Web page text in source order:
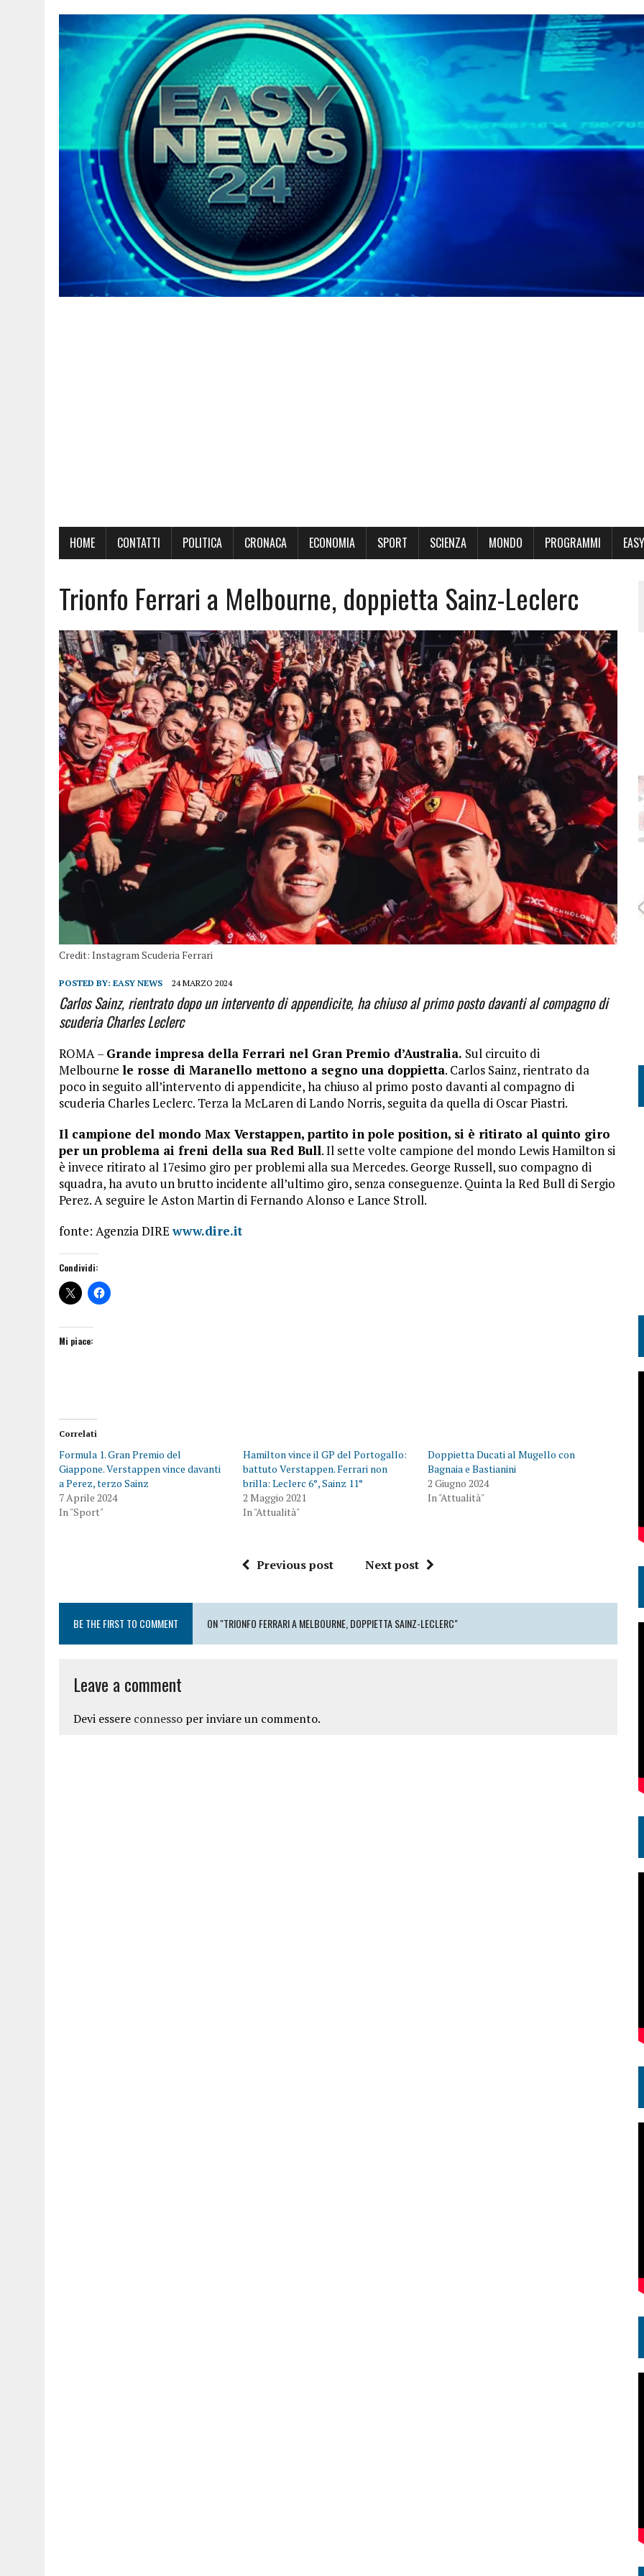
HOME CONTATTI POLITICA CRONACA ECONOMIA SPORT SCIENZA MONDO PROGRAMMI
Trionfo Ferrari a Melbourne, doppietta Sainz-Leclerc
Credit: Instagram Scuderia Ferrari
POSTED BY: EASY NEWS 24 MARZO 2024
Carlos Sainz, rientrato dopo un intervento di appendicite, ha chiuso al primo posto davanti al compagno di
scuderia Charles Leclerc
ROMA – Grande impresa della Ferrari nel Gran Premio d’Australia. Sul circuito di
Melbourne le rosse di Maranello mettono a segno una doppietta. Carlos Sainz, rientrato da
poco in seguito all’intervento di appendicite, ha chiuso al primo posto davanti al compagno di
scuderia Charles Leclerc. Terza la McLaren di Lando Norris, seguita da quella di Oscar Piastri.
Il campione del mondo Max Verstappen, partito in pole position, si è ritirato al quinto giro
per un problema ai freni della sua Red Bull. Il sette volte campione del mondo Lewis Hamilton si
è invece ritirato al 17esimo giro per problemi alla sua Mercedes. George Russell, suo compagno di
squadra, ha avuto un brutto incidente all’ultimo giro, senza conseguenze. Quinta la Red Bull di Sergio
Perez. A seguire le Aston Martin di Fernando Alonso e Lance Stroll.
fonte: Agenzia DIREwww.dire.it
Condividi:
Mi piace:
Correlati
Formula 1. Gran Premio del
Giappone. Verstappen vince davanti
a Perez, terzo Sainz
7 Aprile 2024
In "Sport"
Hamilton vince il GP del Portogallo:
battuto Verstappen. Ferrari non
brilla: Leclerc 6°, Sainz 11°
2 Maggio 2021
In "Attualità"
Doppietta Ducati al Mugello con
Bagnaia e Bastianini
2 Giugno 2024
In "Attualità"
Previous post Next post
BE THE FIRST TO COMMENT ON "TRIONFO FERRARI A MELBOURNE, DOPPIETTA SAINZ-LECLERC"
Leave a comment
Devi essere connesso per inviare un commento.